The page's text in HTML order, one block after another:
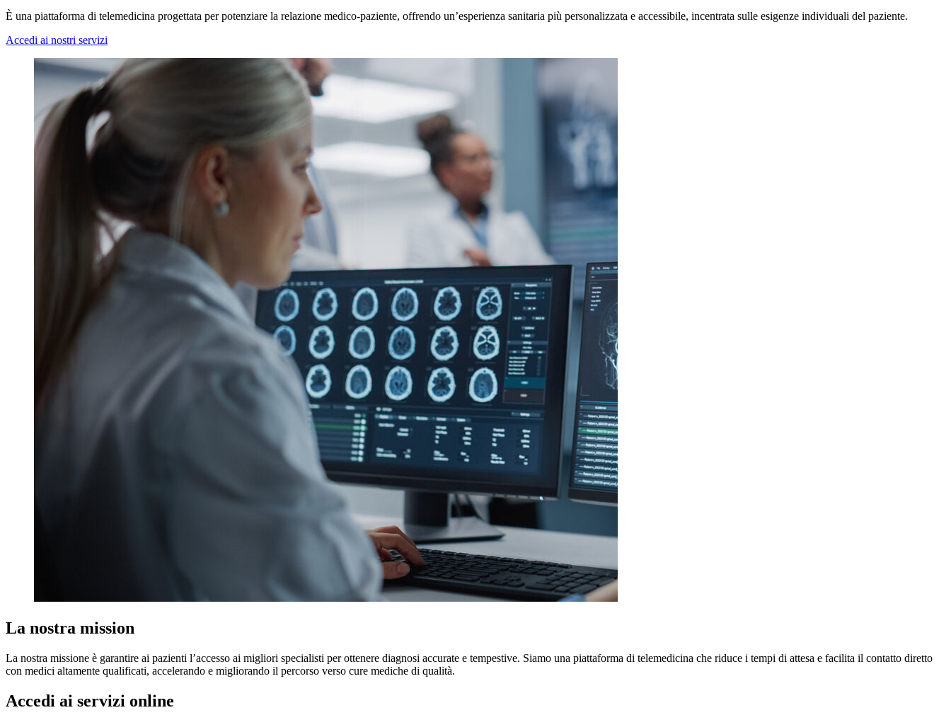
È una piattaforma di telemedicina progettata per potenziare la relazione medico-paziente, offrendo un’esperienza sanitaria più personalizzata e accessibile, incentrata sulle esigenze individuali del paziente.
Accedi ai nostri servizi
La nostra mission
La nostra missione è garantire ai pazienti l’accesso ai migliori specialisti per ottenere diagnosi accurate e tempestive. Siamo una piattaforma di telemedicina che riduce i tempi di attesa e facilita il contatto diretto
con medici altamente qualificati, accelerando e migliorando il percorso verso cure mediche di qualità.
Accedi ai servizi online